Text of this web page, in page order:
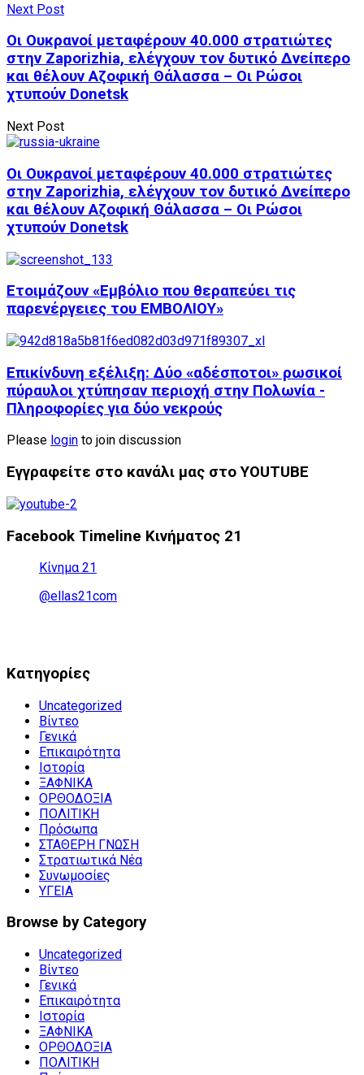
Next Post
Οι Ουκρανοί μεταφέρουν 40.000 στρατιώτες
στην Zaporizhia, ελέγχουν τον δυτικό Δνείπερο
και θέλουν Αζοφική Θάλασσα – Οι Ρώσοι
χτυπούν Donetsk
Next Post
Οι Ουκρανοί μεταφέρουν 40.000 στρατιώτες
στην Zaporizhia, ελέγχουν τον δυτικό Δνείπερο
και θέλουν Αζοφική Θάλασσα – Οι Ρώσοι
χτυπούν Donetsk
Ετοιμάζουν «Εμβόλιο που θεραπεύει τις
παρενέργειες του ΕΜΒΟΛΙΟΥ»
Επικίνδυνη εξέλιξη: Δύο «αδέσποτοι» ρωσικοί
πύραυλοι χτύπησαν περιοχή στην Πολωνία -
Πληροφορίες για δύο νεκρούς
Please login to join discussion
Εγγραφείτε στο κανάλι μας στο YOUTUBE
Facebook Timeline Κινήματος 21
Κίνημα 21
@ellas21com
Kατηγορίες
Uncategorized
Βίντεο
Γενικά
Επικαιρότητα
Ιστορία
ΞΑΦΝΙΚΑ
ΟΡΘΟΔΟΞΙΑ
ΠΟΛΙΤΙΚΗ
Πρόσωπα
ΣΤΑΘΕΡΗ ΓΝΩΣΗ
Στρατιωτικά Νέα
Συνωμοσίες
ΥΓΕΙΑ
Browse by Category
Uncategorized
Βίντεο
Γενικά
Επικαιρότητα
Ιστορία
ΞΑΦΝΙΚΑ
ΟΡΘΟΔΟΞΙΑ
ΠΟΛΙΤΙΚΗ